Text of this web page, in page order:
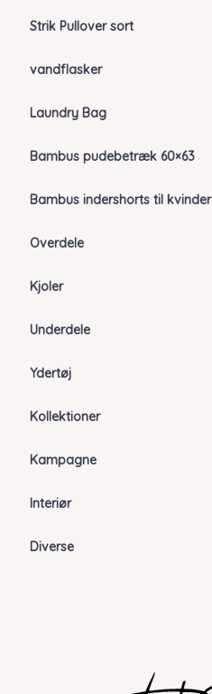
Strik Pullover sort
vandflasker
Laundry Bag
Bambus pudebetræk 60×63
Bambus indershorts til kvinder
Overdele
Kjoler
Underdele
Ydertøj
Kollektioner
Kampagne
Interiør
Diverse